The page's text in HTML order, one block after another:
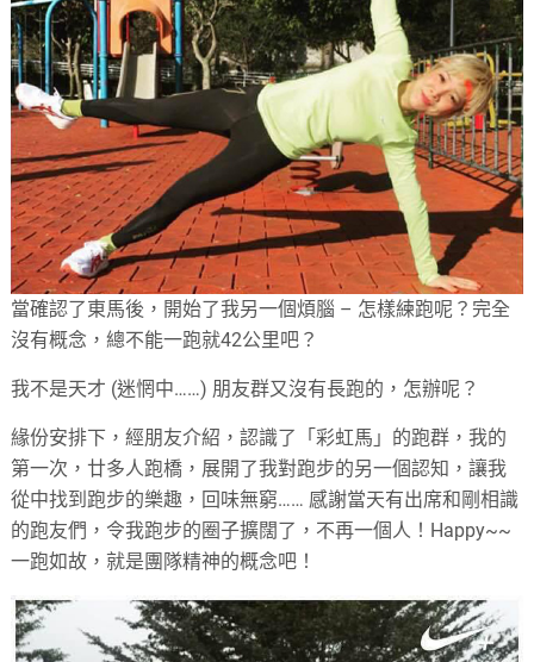
當確認了東馬後，開始了我另一個煩腦 – 怎樣練跑呢？完全
沒有概念，總不能一跑就42公里吧？
我不是天才 (迷惘中……) 朋友群又沒有長跑的，怎辦呢？
緣份安排下，經朋友介紹，認識了「彩虹馬」的跑群，我的
第一次，廿多人跑橋，展開了我對跑步的另一個認知，讓我
從中找到跑步的樂趣，回味無窮…… 感謝當天有出席和剛相識
的跑友們，令我跑步的圈子擴闊了，不再一個人！Happy~~
一跑如故，就是團隊精神的概念吧！